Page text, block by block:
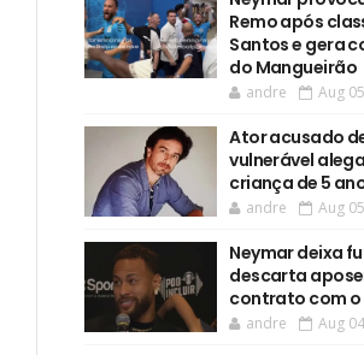
Remo após
Santos e gera
do Mangueirão
andre Aug
Ator acusado
vulnerável
criança de 5
andre Aug
Neymar deixa
descarta
contrato com o
andre Aug